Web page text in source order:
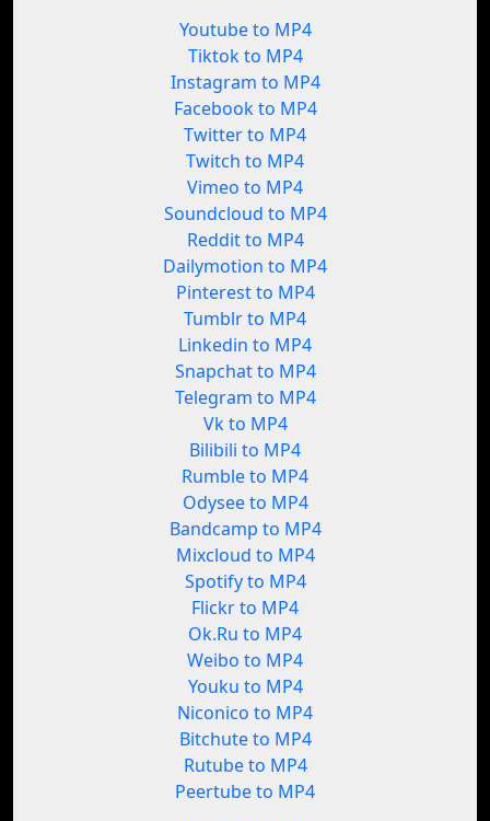
Youtube to MP4
Tiktok to MP4
Instagram to MP4
Facebook to MP4
Twitter to MP4
Twitch to MP4
Vimeo to MP4
Soundcloud to MP4
Reddit to MP4
Dailymotion to MP4
Pinterest to MP4
Tumblr to MP4
Linkedin to MP4
Snapchat to MP4
Telegram to MP4
Vk to MP4
Bilibili to MP4
Rumble to MP4
Odysee to MP4
Bandcamp to MP4
Mixcloud to MP4
Spotify to MP4
Flickr to MP4
Ok.Ru to MP4
Weibo to MP4
Youku to MP4
Niconico to MP4
Bitchute to MP4
Rutube to MP4
Peertube to MP4